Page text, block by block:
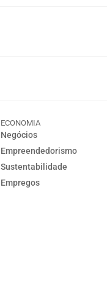
ECONOMIA
Negócios
Empreendedorismo
Sustentabilidade
Empregos